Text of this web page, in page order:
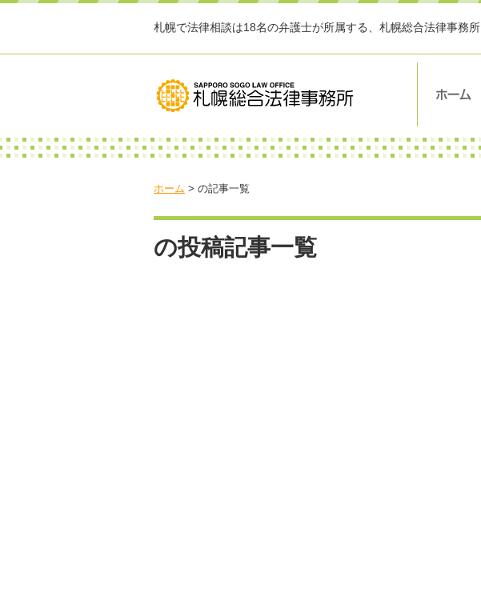
札幌で法律相談は18名の弁護士が所属する、札幌総合法律事務所
ホーム > の記事一覧
の投稿記事一覧